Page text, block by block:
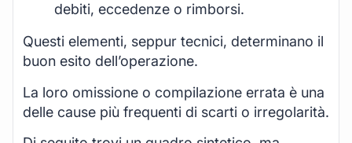
debiti, eccedenze o rimborsi.
Questi elementi, seppur tecnici, determinano il
buon esito dell’operazione.
La loro omissione o compilazione errata è una
delle cause più frequenti di scarti o irregolarità.